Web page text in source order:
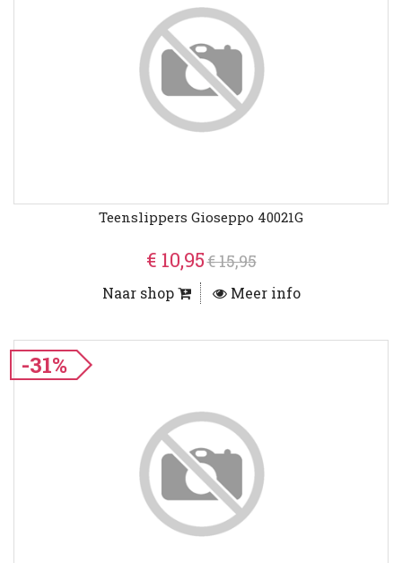
Teenslippers Gioseppo 40021G
€ 10,95€ 15,95
Naar shop Meer info
-31%